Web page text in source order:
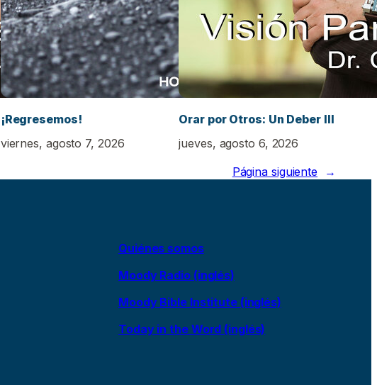
¡Regresemos!
viernes, agosto 7, 2026
Orar por Otros: Un Deber III
jueves, agosto 6, 2026
Página siguiente →
Quiénes somos
Moody Radio (inglés)
Moody Bible Institute (inglés)
Today in the Word (inglés)